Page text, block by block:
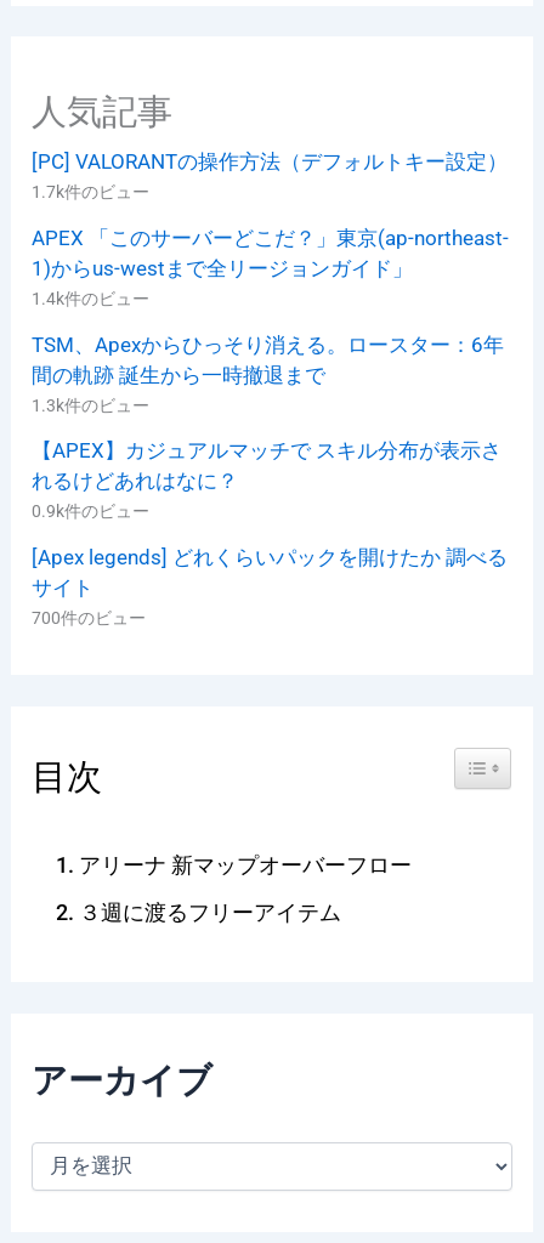
人気記事
[PC] VALORANTの操作方法（デフォルトキー設定）
1.7k件のビュー
APEX 「このサーバーどこだ？」東京(ap-northeast-
1)からus-westまで全リージョンガイド」
1.4k件のビュー
TSM、Apexからひっそり消える。ロースター：6年
間の軌跡 誕生から一時撤退まで
1.3k件のビュー
【APEX】カジュアルマッチで スキル分布が表示さ
れるけどあれはなに？
0.9k件のビュー
[Apex legends] どれくらいパックを開けたか 調べる
サイト
700件のビュー
目次 Toggle
アリーナ 新マップオーバーフロー
３週に渡るフリーアイテム
アーカイブ
ア